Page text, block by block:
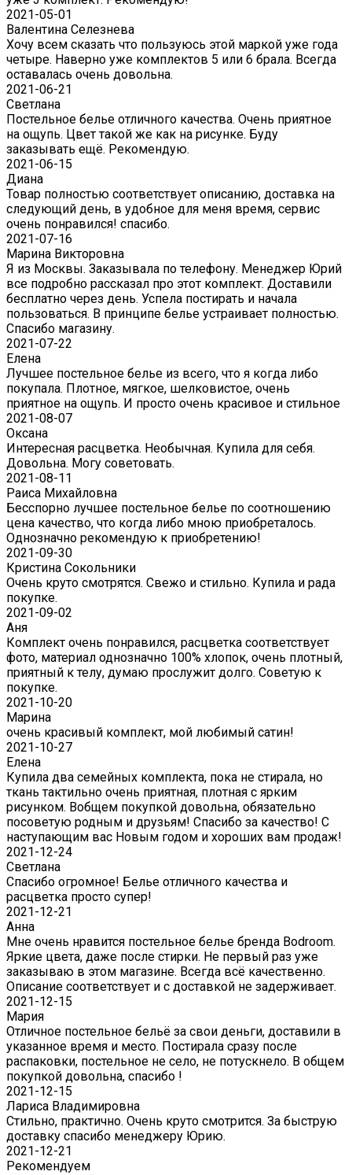
2021-05-01
Валентина Селезнева
Хочу всем сказать что пользуюсь этой маркой уже года
четыре. Наверно уже комплектов 5 или 6 брала. Всегда
оставалась очень довольна.
2021-06-21
Светлана
Постельное белье отличного качества. Очень приятное
на ощупь. Цвет такой же как на рисунке. Буду
заказывать ещё. Рекомендую.
2021-06-15
Диана
Товар полностью соответствует описанию, доставка на
следующий день, в удобное для меня время, сервис
очень понравился! спасибо.
2021-07-16
Марина Викторовна
Я из Москвы. Заказывала по телефону. Менеджер Юрий
все подробно рассказал про этот комплект. Доставили
бесплатно через день. Успела постирать и начала
пользоваться. В принципе белье устраивает полностью.
Спасибо магазину.
2021-07-22
Eлена
Лучшее постельное белье из всего, что я когда либо
покупала. Плотное, мягкое, шелковистое, очень
приятное на ощупь. И просто очень красивое и стильное
2021-08-07
Оксана
Интересная расцветка. Необычная. Купила для себя.
Довольна. Могу советовать.
2021-08-11
Раиса Михайловна
Бесспорно лучшее постельное белье по соотношению
цена качество, что когда либо мною приобреталось.
Однозначно рекомендую к приобретению!
2021-09-30
Кристина Сокольники
Очень круто смотрятся. Свежо и стильно. Купила и рада
покупке.
2021-09-02
Аня
Комплект очень понравился, расцветка соответствует
фото, материал однозначно 100% хлопок, очень плотный,
приятный к телу, думаю прослужит долго. Советую к
покупке.
2021-10-20
Марина
очень красивый комплект, мой любимый сатин!
2021-10-27
Елена
Купила два семейных комплекта, пока не стирала, но
ткань тактильно очень приятная, плотная с ярким
рисунком. Вобщем покупкой довольна, обязательно
посоветую родным и друзьям! Спасибо за качество! С
наступающим вас Новым годом и хороших вам продаж!
2021-12-24
Светлана
Спасибо огромное! Белье отличного качества и
расцветка просто супер!
2021-12-21
Анна
Мне очень нравится постельное белье бренда Bodroom.
Яркие цвета, даже после стирки. Не первый раз уже
заказываю в этом магазине. Всегда всё качественно.
Описание соответствует и с доставкой не задерживает.
2021-12-15
Мария
Отличное постельное бельё за свои деньги, доставили в
указанное время и место. Постирала сразу после
распаковки, постельное не село, не потускнело. В общем
покупкой довольна, спасибо !
2021-12-15
Лариса Владимировна
Стильно, практично. Очень круто смотрится. За быструю
доставку спасибо менеджеру Юрию.
2021-12-21
Рекомендуем